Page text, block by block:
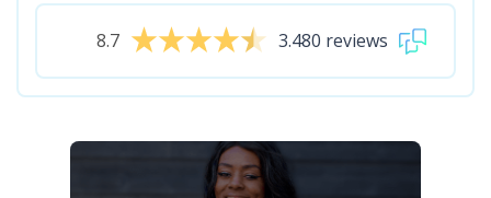
8.7 3.480 reviews